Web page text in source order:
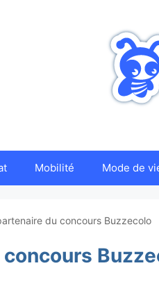
Mobilité Mode de
du concours Buzzecolo